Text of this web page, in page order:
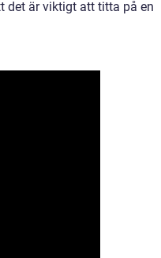
det är viktigt att titta på en